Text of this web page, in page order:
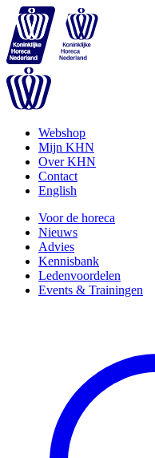
Webshop
Mijn KHN
Over KHN
Contact
English
Voor de horeca
Nieuws
Advies
Kennisbank
Ledenvoordelen
Events & Trainingen